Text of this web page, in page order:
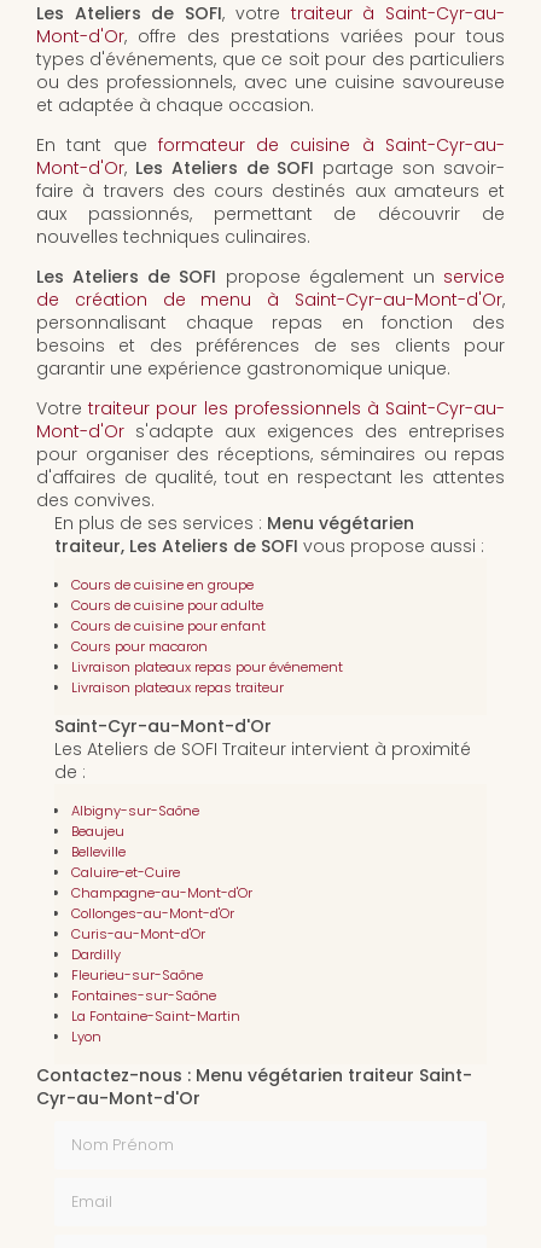
Les Ateliers de SOFI, votre traiteur à Saint-Cyr-au-
Mont-d'Or, offre des prestations variées pour tous
types d'événements, que ce soit pour des particuliers
ou des professionnels, avec une cuisine savoureuse
et adaptée à chaque occasion.
En tant que formateur de cuisine à Saint-Cyr-au-
Mont-d'Or, Les Ateliers de SOFI partage son savoir-
faire à travers des cours destinés aux amateurs et
aux passionnés, permettant de découvrir de
nouvelles techniques culinaires.
Les Ateliers de SOFI propose également un service
de création de menu à Saint-Cyr-au-Mont-d'Or,
personnalisant chaque repas en fonction des
besoins et des préférences de ses clients pour
garantir une expérience gastronomique unique.
Votretraiteur pour les professionnels à Saint-Cyr-au-
Mont-d'Or s'adapte aux exigences des entreprises
pour organiser des réceptions, séminaires ou repas
d'affaires de qualité, tout en respectant les attentes
des convives.
En plus de ses services : Menu végétarien
traiteur, Les Ateliers de SOFI vous propose aussi :
Cours de cuisine en groupe
Cours de cuisine pour adulte
Cours de cuisine pour enfant
Cours pour macaron
Livraison plateaux repas pour événement
Livraison plateaux repas traiteur
Saint-Cyr-au-Mont-d'Or
Les Ateliers de SOFI Traiteur intervient à proximité
de :
Albigny-sur-Saône
Beaujeu
Belleville
Caluire-et-Cuire
Champagne-au-Mont-d'Or
Collonges-au-Mont-d'Or
Curis-au-Mont-d'Or
Dardilly
Fleurieu-sur-Saône
Fontaines-sur-Saône
La Fontaine-Saint-Martin
Lyon
Contactez-nous : Menu végétarien traiteur Saint-
Cyr-au-Mont-d'Or